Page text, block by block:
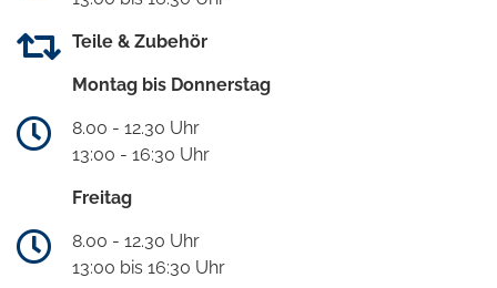
Teile & Zubehör
Montag bis Donnerstag
8.00 - 12.30 Uhr
13:00 - 16:30 Uhr
Freitag
8.00 - 12.30 Uhr
13:00 bis 16:30 Uhr